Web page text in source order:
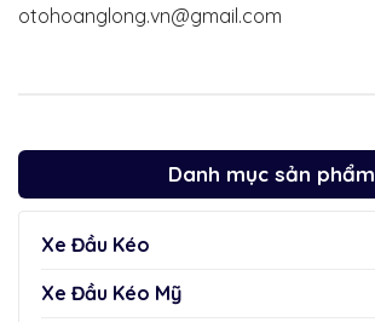
Danh mục sản phẩm
Xe Đầu Kéo
Xe Đầu Kéo Mỹ
otohoanglong.vn@gmail.com